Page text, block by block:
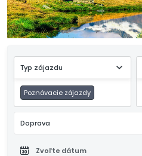
Typ zájazdu
Poznávacie zájazdy
Doprava
Zvoľte dátum